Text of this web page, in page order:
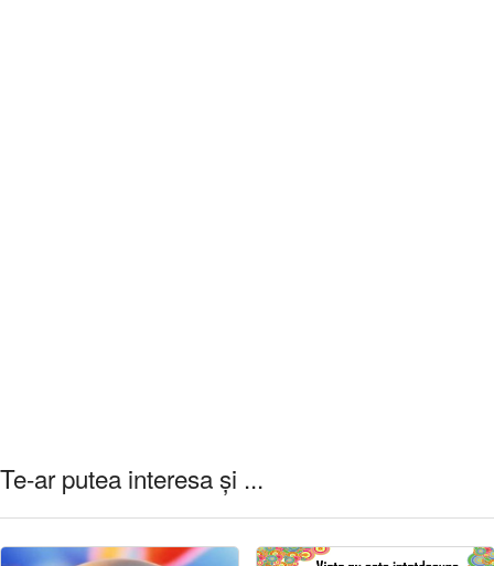
Te-ar putea interesa și ...